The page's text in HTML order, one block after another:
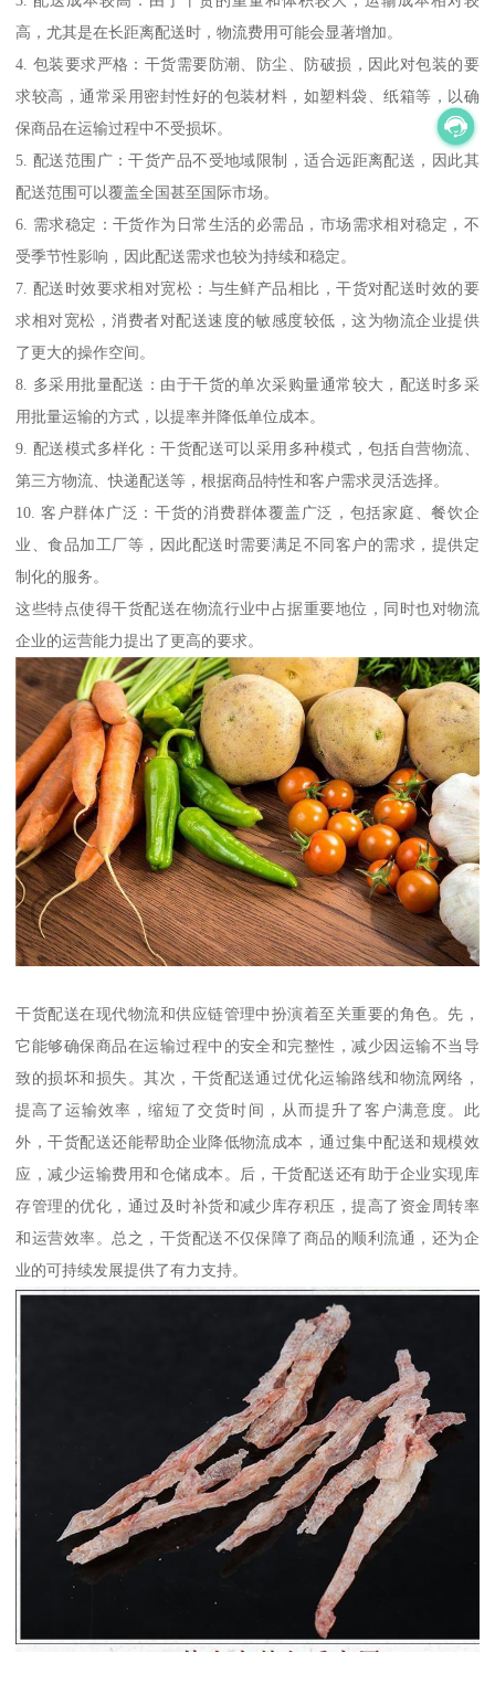
高，尤其是在长距离配送时，物流费用可能会显著增加。
4. 包装要求严格：干货需要防潮、防尘、防破损，因此对包装的要
求较高，通常采用密封性好的包装材料，如塑料袋、纸箱等，以确
保商品在运输过程中不受损坏。
5. 配送范围广：干货产品不受地域限制，适合远距离配送，因此其
配送范围可以覆盖全国甚至国际市场。
6. 需求稳定：干货作为日常生活的必需品，市场需求相对稳定，不
受季节性影响，因此配送需求也较为持续和稳定。
7. 配送时效要求相对宽松：与生鲜产品相比，干货对配送时效的要
求相对宽松，消费者对配送速度的敏感度较低，这为物流企业提供
了更大的操作空间。
8. 多采用批量配送：由于干货的单次采购量通常较大，配送时多采
用批量运输的方式，以提率并降低单位成本。
9. 配送模式多样化：干货配送可以采用多种模式，包括自营物流、
第三方物流、快递配送等，根据商品特性和客户需求灵活选择。
10. 客户群体广泛：干货的消费群体覆盖广泛，包括家庭、餐饮企
业、食品加工厂等，因此配送时需要满足不同客户的需求，提供定
制化的服务。
这些特点使得干货配送在物流行业中占据重要地位，同时也对物流
企业的运营能力提出了更高的要求。
干货配送在现代物流和供应链管理中扮演着至关重要的角色。先，
它能够确保商品在运输过程中的安全和完整性，减少因运输不当导
致的损坏和损失。其次，干货配送通过优化运输路线和物流网络，
提高了运输效率，缩短了交货时间，从而提升了客户满意度。此
外，干货配送还能帮助企业降低物流成本，通过集中配送和规模效
应，减少运输费用和仓储成本。后，干货配送还有助于企业实现库
存管理的优化，通过及时补货和减少库存积压，提高了资金周转率
和运营效率。总之，干货配送不仅保障了商品的顺利流通，还为企
业的可持续发展提供了有力支持。